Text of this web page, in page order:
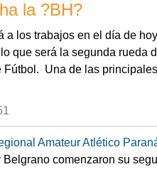
la ?BH?
a los trabajos en el día de
que será la segunda rueda
Fútbol. Una de las
AmateurAtlético
comenzaron su